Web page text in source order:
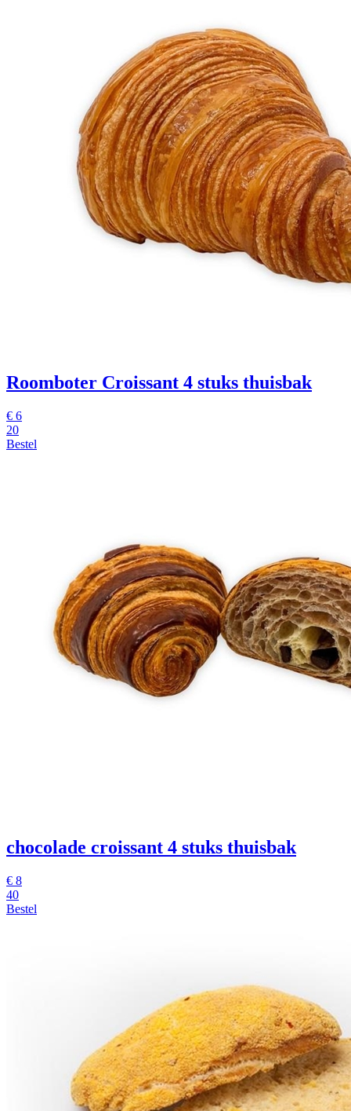
Roomboter Croissant 4 stuks thuisbak
€ 6
20
Bestel
chocolade croissant 4 stuks thuisbak
€ 8
40
Bestel